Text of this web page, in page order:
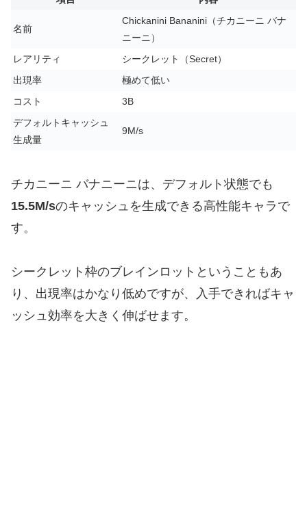
名前
Chickanini Bananini（チカニーニ バナ
ニーニ）
レアリティ
シークレット（Secret）
出現率
極めて低い
コスト
3B
デフォルトキャッシュ
生成量
9M/s
チカニーニ バナニーニは、デフォルト状態でも
15.5M/sのキャッシュを生成できる高性能キャラで
す。
シークレット枠のブレインロットということもあ
り、出現率はかなり低めですが、入手できればキャ
ッシュ効率を大きく伸ばせます。